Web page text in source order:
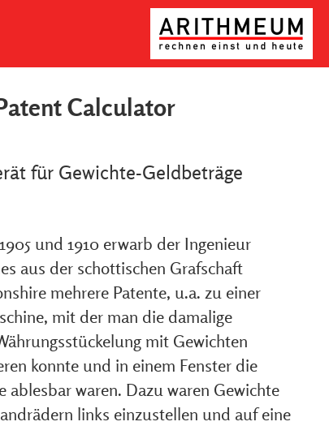
Calculator
für Gewichte-Geldbeträge
und 1910 erwarb der Ingenieur
aus der schottischen Grafschaft
mehrere Patente, u.a. zu einer
mit der man die damalige
mit Gewichten
konnte und in einem Fenster die
ablesbar waren. Dazu waren Gewichte
links einzustellen und auf eine